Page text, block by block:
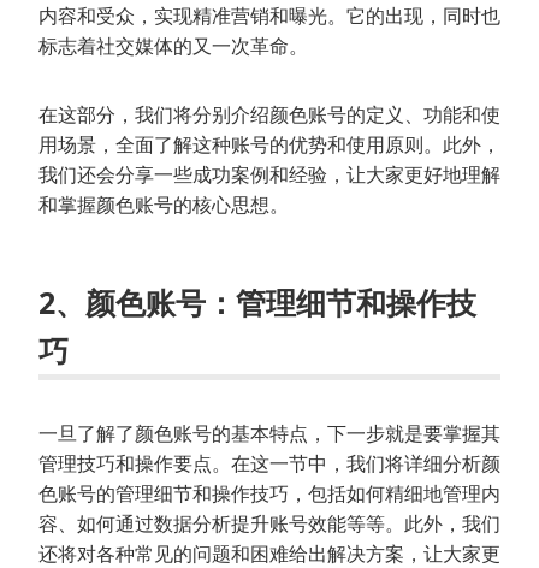
内容和受众，实现精准营销和曝光。它的出现，同时也
标志着社交媒体的又一次革命。
在这部分，我们将分别介绍颜色账号的定义、功能和使
用场景，全面了解这种账号的优势和使用原则。此外，
我们还会分享一些成功案例和经验，让大家更好地理解
和掌握颜色账号的核心思想。
2、颜色账号：管理细节和操作技
巧
一旦了解了颜色账号的基本特点，下一步就是要掌握其
管理技巧和操作要点。在这一节中，我们将详细分析颜
色账号的管理细节和操作技巧，包括如何精细地管理内
容、如何通过数据分析提升账号效能等等。此外，我们
还将对各种常见的问题和困难给出解决方案，让大家更